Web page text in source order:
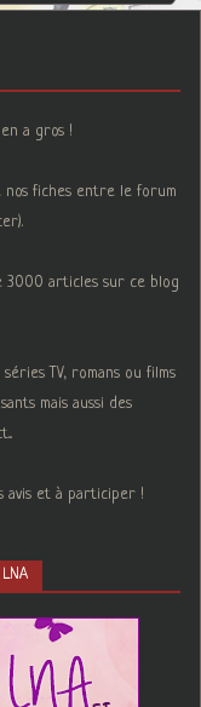
a gros !
nos fiches entre le forum
3000 articles sur ce blog
TV, romans ou films
mais aussi des
avis et à participer !
LNA